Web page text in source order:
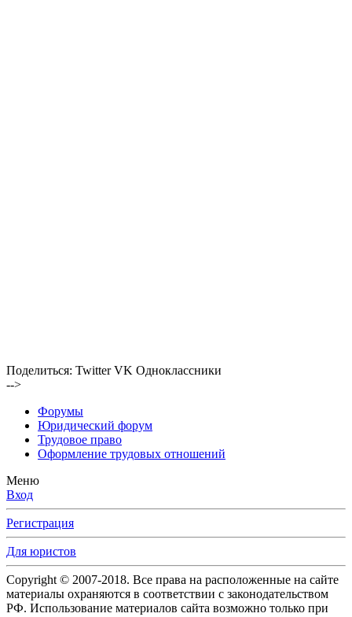
Поделиться: Twitter VK Одноклассники
-->
Форумы
Юридический форум
Трудовое право
Оформление трудовых отношений
Меню
Вход
Регистрация
Для юристов
Copyright © 2007-2018. Все права на расположенные на сайте
материалы охраняются в соответствии с законодательством
РФ. Использование материалов сайта возможно только при